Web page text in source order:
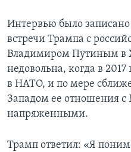
Интервью было
встречи Трампа с
Владимиром Путиным в
недовольна, когда в
в НАТО, и по мере
Западом ее отношения с
напряженными.
Трамп ответил: «Я